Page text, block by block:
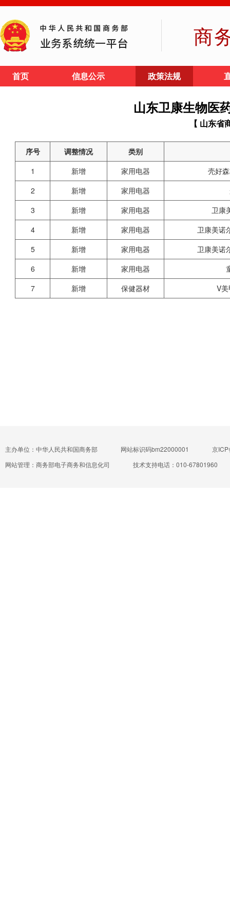
商
首页 信息公示 政策法规
山东卫康生物医
【 山东省
序号 调整情况
类别
1
新增 家用电器
壳好
2
新增 家用电器
3
新增 家用电器
卫康
4
新增 家用电器
卫康美诺
5
新增 家用电器
卫康美诺
6
新增 家用电器
7
新增 保健器材 V
主办单位：中华人民共和国商务部 网站标识码bm22000001
京
网站管理：商务部电子商务和信息化司
技术支持电话：010-67801960